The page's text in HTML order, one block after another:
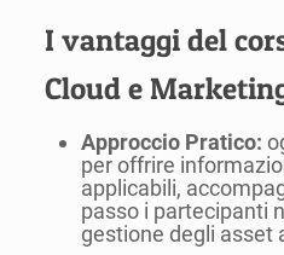
I vantaggi del
Cloud e
Approccio Pratico:
per offrire
applicabili,
passo i partecipanti
gestione degli asset